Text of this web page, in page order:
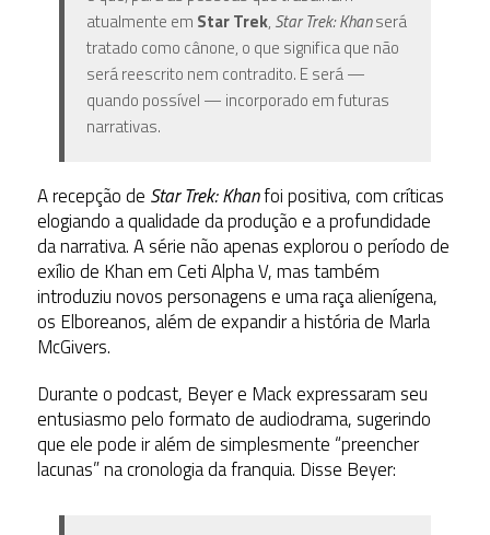
atualmente em Star Trek, Star Trek: Khanserá
tratado como cânone, o que significa que não
será reescrito nem contradito. E será —
quando possível — incorporado em futuras
narrativas.
A recepção de Star Trek: Khanfoi positiva, com críticas
elogiando a qualidade da produção e a profundidade
da narrativa. A série não apenas explorou o período de
exílio de Khan em Ceti Alpha V, mas também
introduziu novos personagens e uma raça alienígena,
os Elboreanos, além de expandir a história de Marla
McGivers.
Durante o podcast, Beyer e Mack expressaram seu
entusiasmo pelo formato de audiodrama, sugerindo
que ele pode ir além de simplesmente “preencher
lacunas” na cronologia da franquia. Disse Beyer: